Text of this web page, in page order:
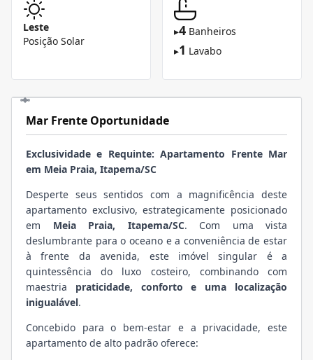
Leste
Posição Solar
▸4 Banheiros
▸1 Lavabo
Mar Frente Oportunidade
Exclusividade e Requinte: Apartamento Frente Mar
em Meia Praia, Itapema/SC
Desperte seus sentidos com a magnificência deste
apartamento exclusivo, estrategicamente posicionado
em Meia Praia, Itapema/SC. Com uma vista
deslumbrante para o oceano e a conveniência de estar
à frente da avenida, este imóvel singular é a
quintessência do luxo costeiro, combinando com
maestria praticidade, conforto e uma localização
inigualável.
Concebido para o bem-estar e a privacidade, este
apartamento de alto padrão oferece: